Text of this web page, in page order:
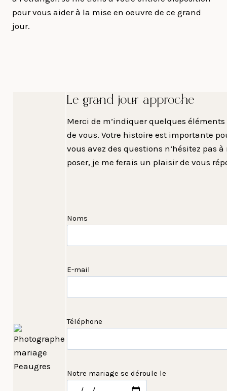
pour vous aider à la mise en oeuvre de ce grand
jour.
Le grand jour approche
Merci de m’indiquer quelques éléments
de vous. Votre histoire est importante
vous avez des questions n’hésitez pas à
poser, je me ferais un plaisir de vous
Noms
E-mail
Téléphone
Notre mariage se déroule le